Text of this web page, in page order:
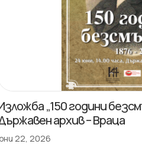
„150 години
архив – Враца
22, 2026